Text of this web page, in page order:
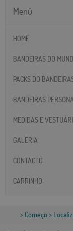
Menú
HOME
BANDEIRAS DO
PACKS DO
BANDEIRAS
MEDIDAS E
GALERIA
CONTACTO
CARRINHO
> Começo >